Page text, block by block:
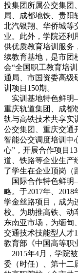
投集团所属公交集团
局、成都地铁、贵阳
北汽银翔、华侨城等
业。此外，学院还利
供优质教育培训服务
续教育基地，是市团
会“全国职工教育培
通局、市国资委高级
训项目150期。
实训基地特色鲜明
重庆轨道集团、成都
轨与高铁技术共享实
公交集团、重庆交通
智能公交调度培训中
心”，开展合作项目
道、铁路等企业生产
了学生在企业顶岗（
国际合作特色鲜明
略。于2017年、
学金丝路项目，成为
校。为助推高铁、动
东南亚市场，为缅甸
交通技术技能型人才
教育部《中国高等职
2015年4月，学院
委（时任）、第十二